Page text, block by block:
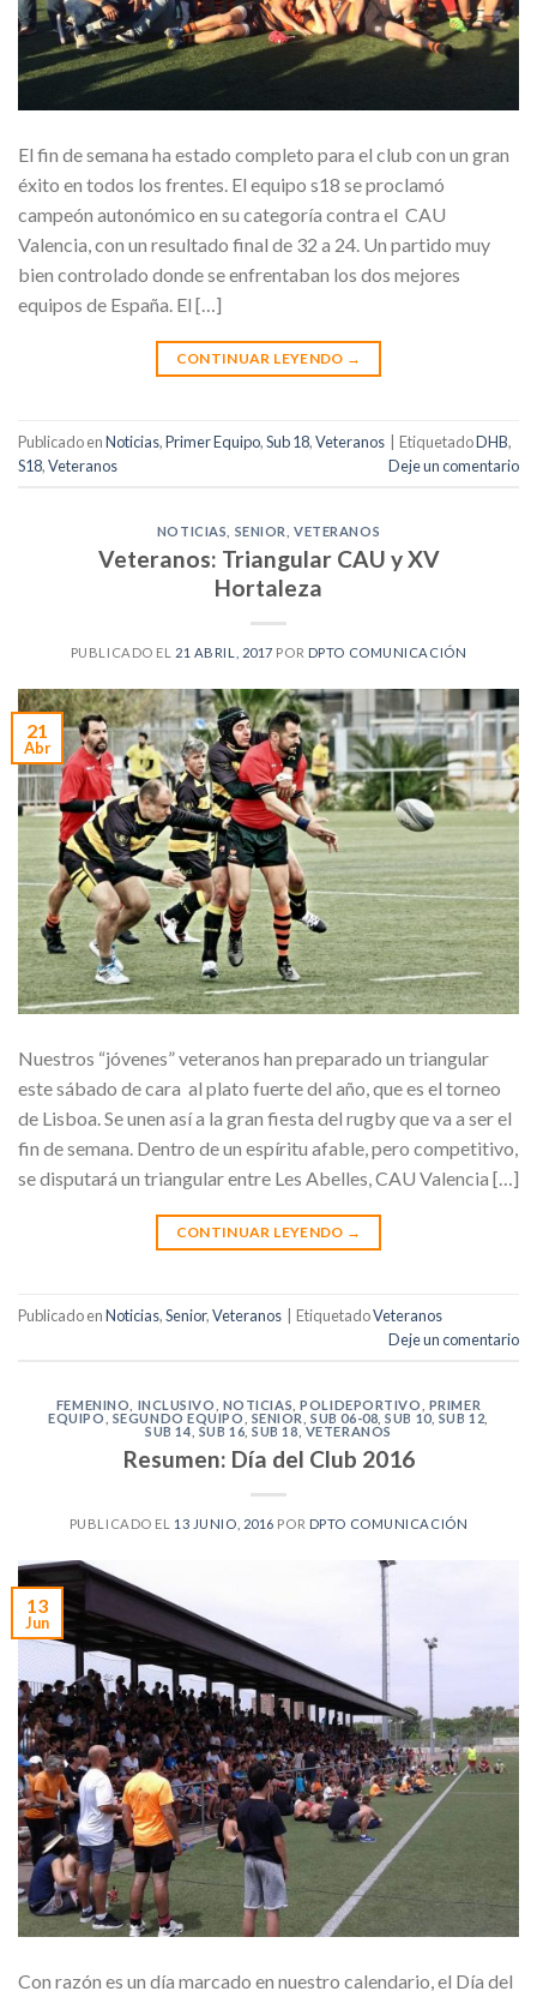
El fin de semana ha estado completo para el club con un gran
éxito en todos los frentes. El equipo s18 se proclamó
campeón autonómico en su categoría contra el CAU
Valencia, con un resultado final de 32 a 24. Un partido muy
bien controlado donde se enfrentaban los dos mejores
equipos de España. El […]
CONTINUAR LEYENDO →
Publicado enNoticias,Primer Equipo,Sub 18,Veteranos EtiquetadoDHB,
S18,Veteranos Deje un comentario
NOTICIAS SENIOR ,VETERANOS
Veteranos: Triangular CAU y XV
Hortaleza
PUBLICADO EL 21 ABRIL, 2017 POR DPTO COMUNICACIÓN
21
Abr
Nuestros “jóvenes” veteranos han preparado un triangular
este sábado de cara al plato fuerte del año, que es el torneo
de Lisboa. Se unen así a la gran fiesta del rugby que va a ser el
fin de semana. Dentro de un espíritu afable, pero competitivo,
se disputará un triangular entre Les Abelles, CAU Valencia […]
CONTINUAR LEYENDO →
Publicado enNoticias,Senior,Veteranos EtiquetadoVeteranos
Deje un comentario
FEMENINO INCLUSIVO NOTICIAS ,POLIDEPORTIVO
PRIMER
EQUIPO
SEGUNDO EQUIPO SENIOR ,SUB 06-08 ,SUB 10, SUB 12
SUB 14 SUB 16 ,SUB 18 VETERANOS
Resumen: Día del Club 2016
PUBLICADO EL 13 JUNIO, 2016 POR DPTO COMUNICACIÓN
13
Jun
Con razón es un día marcado en nuestro calendario, el Día del